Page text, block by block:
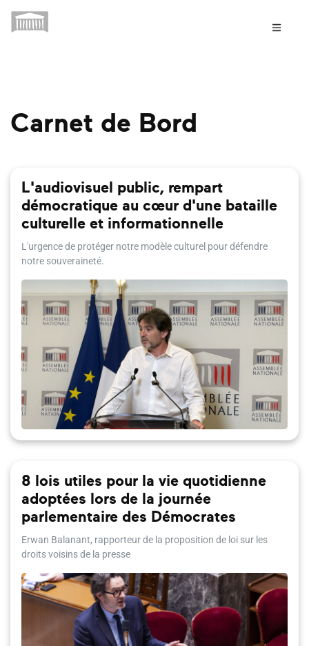
Carnet de Bord
L'audiovisuel public, rempart
démocratique au cœur d'une bataille
culturelle et informationnelle
L'urgence de protéger notre modèle culturel pour défendre
notre souveraineté.
8 lois utiles pour la vie quotidienne
adoptées lors de la journée
parlementaire des Démocrates
Erwan Balanant, rapporteur de la proposition de loi sur les
droits voisins de la presse